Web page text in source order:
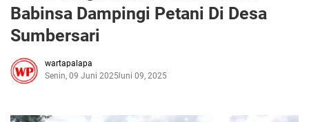
Babinsa Dampingi Petani Di Desa
Sumbersari
wartapalapa
Senin, 09 Juni 2025Juni 09, 2025